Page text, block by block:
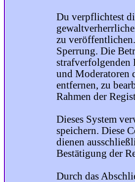
Du verpflichtest
zu
Sperrung. Die
strafverfolgenden
und Moderatoren
entfernen, zu
Rahmen der
Dieses System
speichern. Diese
dienen
Bestätigung der
Durch das